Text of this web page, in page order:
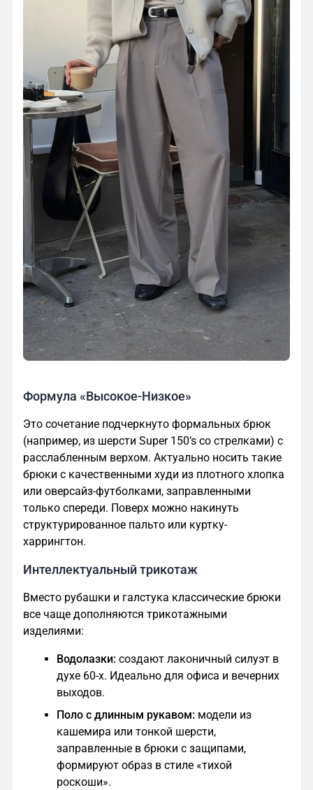
Формула «Высокое-Низкое»
Это сочетание подчеркнуто формальных брюк
(например, из шерсти Super 150’s со стрелками) с
расслабленным верхом. Актуально носить такие
брюки с качественными худи из плотного хлопка
или оверсайз-футболками, заправленными
только спереди. Поверх можно накинуть
структурированное пальто или куртку-
харрингтон.
Интеллектуальный трикотаж
Вместо рубашки и галстука классические брюки
все чаще дополняются трикотажными
изделиями:
Водолазки: создают лаконичный силуэт в
духе 60-х. Идеально для офиса и вечерних
выходов.
Поло с длинным рукавом: модели из
кашемира или тонкой шерсти,
заправленные в брюки с защипами,
формируют образ в стиле «тихой
роскоши».